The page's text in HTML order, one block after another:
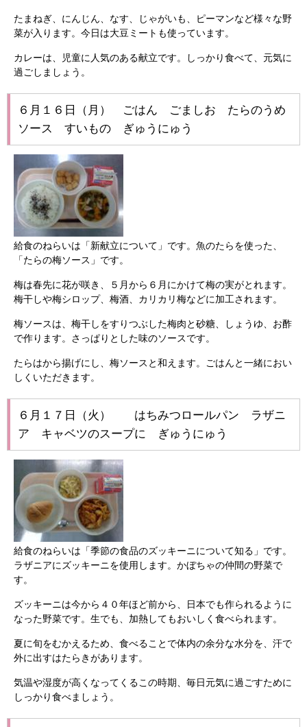
たまねぎ、にんじん、なす、じゃがいも、ピーマンなど様々な野
菜が入ります。今日は大豆ミートも使っています。
カレーは、児童に人気のある献立です。しっかり食べて、元気に
過ごしましょう。
６月１６日（月） ごはん ごましお たらのうめ
ソース すいもの ぎゅうにゅう
給食のねらいは「新献立について」です。魚のたらを使った、
「たらの梅ソース」です。
梅は春先に花が咲き、５月から６月にかけて梅の実がとれます。
梅干しや梅シロップ、梅酒、カリカリ梅などに加工されます。
梅ソースは、梅干しをすりつぶした梅肉と砂糖、しょうゆ、お酢
で作ります。さっぱりとした味のソースです。
たらはから揚げにし、梅ソースと和えます。ごはんと一緒におい
しくいただきます。
６月１７日（火） はちみつロールパン ラザニ
ア キャベツのスープに ぎゅうにゅう
給食のねらいは「季節の食品のズッキーニについて知る」です。
ラザニアにズッキーニを使用します。かぼちゃの仲間の野菜で
す。
ズッキーニは今から４０年ほど前から、日本でも作られるように
なった野菜です。生でも、加熱してもおいしく食べられます。
夏に旬をむかえるため、食べることで体内の余分な水分を、汗で
外に出すはたらきがあります。
気温や湿度が高くなってくるこの時期、毎日元気に過ごすために
しっかり食べましょう。